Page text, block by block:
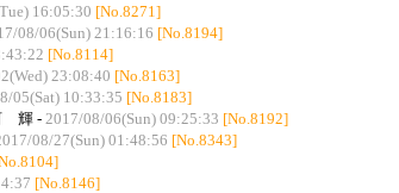
16:05:30 [No.8271]
08/06(Sun) 21:16:16 [No.8194]
[No.8114]
23:08:40 [No.8163]
05(Sat) 10:33:35 [No.8183]
輝 - 2017/08/06(Sun) 09:25:33 [No.8192]
08/27(Sun) 01:48:56 [No.8343]
[No.8146]